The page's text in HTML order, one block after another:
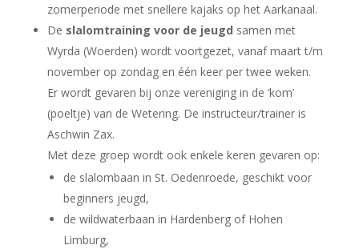
zomerperiode met snellere kajaks op het Aarkanaal.
De slalomtraining voor de jeugd samen met
Wyrda (Woerden) wordt voortgezet, vanaf maart t/m
november op zondag en één keer per twee weken.
Er wordt gevaren bij onze vereniging in de ‘kom’
(poeltje) van de Wetering. De instructeur/trainer is
Aschwin Zax.
Met deze groep wordt ook enkele keren gevaren op:
de slalombaan in St. Oedenroede, geschikt voor
beginners jeugd,
de wildwaterbaan in Hardenberg of Hohen
Limburg,